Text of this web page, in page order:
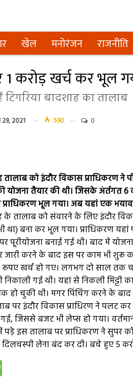
खेल मनोरंजन राजनीति
1 करोड़ खर्च कर भूल
बादशाह का तालाब
29, 2021 590 0
तालाब को इंदौर विकास प्राधिकरण
तैयार की थी। जिसके अंर्तगत
भूल गया। अब यहां एक
के तालाब को संवारने के लिए इंदौर
था) बना कर भूल गया। प्राधिकरण
पूरीयोजना बनाई गई थी। बाद में
जारी करने के बाद इस पर काम भी
रूपए खर्च हो गए। लगभग दो साल तक
निकाली गई थी। यहां से निकली
हो चुकी थी। मगर पिंचिंग करने के
इंदौर विकास प्राधिरण ने पलट
बजट भी लेप्स हो गया। वर्तमान
इस तालाब पर प्राधिकरण ने सुपर
लेना बंद कर दी। बचे हुए 5